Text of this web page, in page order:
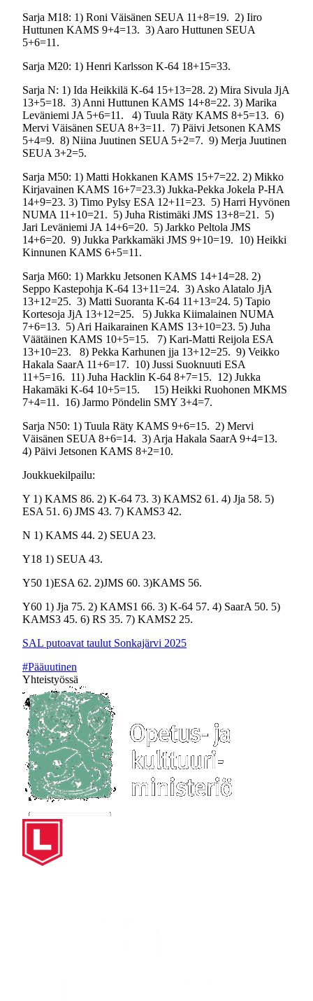
Sarja M18: 1) Roni Väisänen SEUA 11+8=19. 2) Iiro
Huttunen KAMS 9+4=13. 3) Aaro Huttunen SEUA
5+6=11.
Sarja M20: 1) Henri Karlsson K-64 18+15=33.
Sarja N: 1) Ida Heikkilä K-64 15+13=28. 2) Mira Sivula JjA
13+5=18. 3) Anni Huttunen KAMS 14+8=22. 3) Marika
Leväniemi JA 5+6=11.
4) Tuula Räty KAMS 8+5=13. 6)
Mervi Väisänen SEUA 8+3=11. 7) Päivi Jetsonen KAMS
5+4=9. 8) Niina Juutinen SEUA 5+2=7. 9) Merja Juutinen
SEUA 3+2=5.
Sarja M50: 1) Matti Hokkanen KAMS 15+7=22. 2) Mikko
Kirjavainen KAMS 16+7=23.3) Jukka-Pekka Jokela P-HA
14+9=23. 3) Timo Pylsy ESA 12+11=23. 5) Harri Hyvönen
NUMA 11+10=21. 5) Juha Ristimäki JMS 13+8=21. 5)
Jari Leväniemi JA 14+6=20. 5) Jarkko Peltola JMS
14+6=20. 9) Jukka Parkkamäki JMS 9+10=19. 10) Heikki
Kinnunen KAMS 6+5=11.
Sarja M60: 1) Markku Jetsonen KAMS 14+14=28. 2)
Seppo Kastepohja K-64 13+11=24. 3) Asko Alatalo JjA
13+12=25. 3) Matti Suoranta K-64 11+13=24. 5) Tapio
Kortesoja JjA 13+12=25.
5) Jukka Kiimalainen NUMA
7+6=13. 5) Ari Haikarainen KAMS 13+10=23. 5) Juha
Väätäinen KAMS 10+5=15.
7) Kari-Matti Reijola ESA
13+10=23.
8) Pekka Karhunen jja 13+12=25. 9) Veikko
Hakala SaarA 11+6=17. 10) Jussi Suoknuuti ESA
11+5=16. 11) Juha Hacklin K-64 8+7=15. 12) Jukka
Hakamäki K-64 10+5=15.
15) Heikki Ruohonen MKMS
7+4=11. 16) Jarmo Pöndelin SMY 3+4=7.
Sarja N50: 1) Tuula Räty KAMS 9+6=15. 2) Mervi
Väisänen SEUA 8+6=14. 3) Arja Hakala SaarA 9+4=13.
4) Päivi Jetsonen KAMS 8+2=10.
Joukkuekilpailu:
Y 1) KAMS 86. 2) K-64 73. 3) KAMS2 61. 4) Jja 58. 5)
ESA 51. 6) JMS 43. 7) KAMS3 42.
N 1) KAMS 44. 2) SEUA 23.
Y18 1) SEUA 43.
Y50 1)ESA 62. 2)JMS 60. 3)KAMS 56.
Y60 1) Jja 75. 2) KAMS1 66. 3) K-64 57. 4) SaarA 50. 5)
KAMS3 45. 6) RS 35. 7) KAMS2 25.
SAL putoavat taulut Sonkajärvi 2025
#Pääuutinen
Yhteistyössä